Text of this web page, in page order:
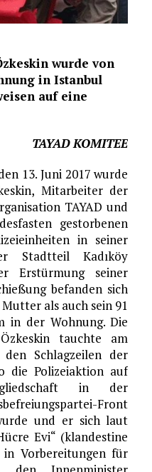
wurde von
in Istanbul
auf eine
TAYAD KOMITEE
13. Juni 2017 wurde
Mitarbeiter der
TAYAD und
gestorbenen
in seiner
Stadtteil Kadıköy
Erstürmung seiner
befanden sich
als auch sein 91
in der Wohnung. Die
tauchte am
Schlagzeilen der
die Polizeiaktion auf
in der
Front
und er sich laut
Evi“ (klandestine
in Vorbereitungen für